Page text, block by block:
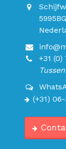
+31 (0)
(+31)